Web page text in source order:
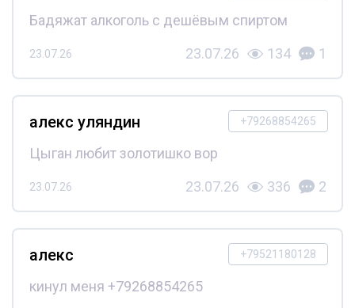
Бадяжат алкоголь с дешёвым спиртом
23.07.26 23.07.26 134 1
+79268854265
алекс уляндин
Цыган любит золотишко вор
23.07.26 23.07.26 336 2
+79521180128
алекс
кинул меня +79268854265